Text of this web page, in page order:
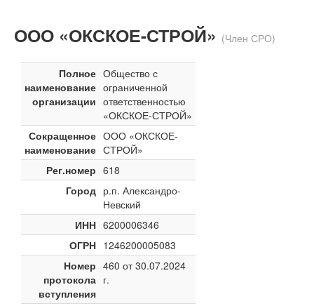
ООО «ОКСКОЕ-СТРОЙ» (Член СРО)
Полное
наименование
организации
Общество с
ограниченной
ответственностью
«ОКСКОЕ-СТРОЙ»
Сокращенное
наименование
ООО «ОКСКОЕ-
СТРОЙ»
Рег.номер 618
Город р.п. Александро-
Невский
ИНН 6200006346
ОГРН 1246200005083
Номер
протокола
вступления
460 от 30.07.2024
г.